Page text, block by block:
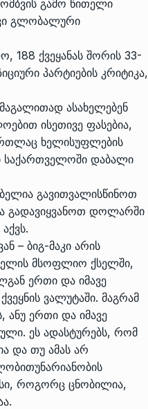
გამო წითელი
კი გლობალური
ქვეყანას შორის 33-
პარტიების კრიტიკა,
ასახელებენ
ისეთივე ფასებია,
ხელისუფლების
საქართველოში დაბალი
გავითვალისწინოთ
გადავიყვანოთ დოლარში
– ბიგ-მაკი არის
მსოფლიო ქსელში,
ერთი და იმავე
ვალუტაში. მაგრამ
ერთი და იმავე
ეს ადასტურებს, რომ
და თუ ამას არ
როგორც ცნობილია,